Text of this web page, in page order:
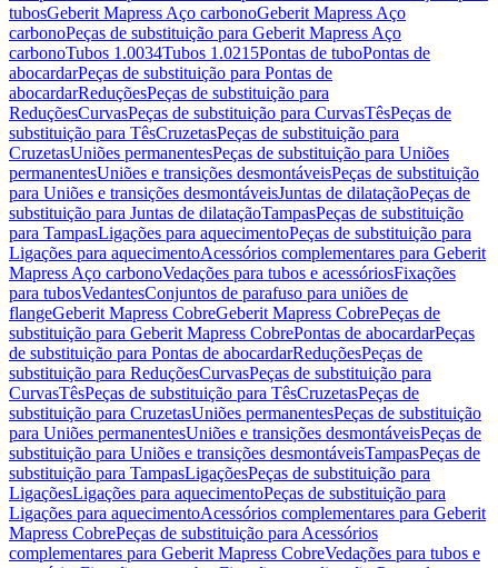
tubosGeberit Mapress Aço carbonoGeberit Mapress Aço
carbonoPeças de substituição para Geberit Mapress Aço
carbonoTubos 1.0034Tubos 1.0215Pontas de tuboPontas de
abocardarPeças de substituição para Pontas de
abocardarReduçõesPeças de substituição para
ReduçõesCurvasPeças de substituição para CurvasTêsPeças de
substituição para TêsCruzetasPeças de substituição para
CruzetasUniões permanentesPeças de substituição para Uniões
permanentesUniões e transições desmontáveisPeças de substituição
para Uniões e transições desmontáveisJuntas de dilataçãoPeças de
substituição para Juntas de dilataçãoTampasPeças de substituição
para TampasLigações para aquecimentoPeças de substituição para
Ligações para aquecimentoAcessórios complementares para Geberit
Mapress Aço carbonoVedações para tubos e acessóriosFixações
para tubosVedantesConjuntos de parafuso para uniões de
flangeGeberit Mapress CobreGeberit Mapress CobrePeças de
substituição para Geberit Mapress CobrePontas de abocardarPeças
de substituição para Pontas de abocardarReduçõesPeças de
substituição para ReduçõesCurvasPeças de substituição para
CurvasTêsPeças de substituição para TêsCruzetasPeças de
substituição para CruzetasUniões permanentesPeças de substituição
para Uniões permanentesUniões e transições desmontáveisPeças de
substituição para Uniões e transições desmontáveisTampasPeças de
substituição para TampasLigaçõesPeças de substituição para
LigaçõesLigações para aquecimentoPeças de substituição para
Ligações para aquecimentoAcessórios complementares para Geberit
Mapress CobrePeças de substituição para Acessórios
complementares para Geberit Mapress CobreVedações para tubos e